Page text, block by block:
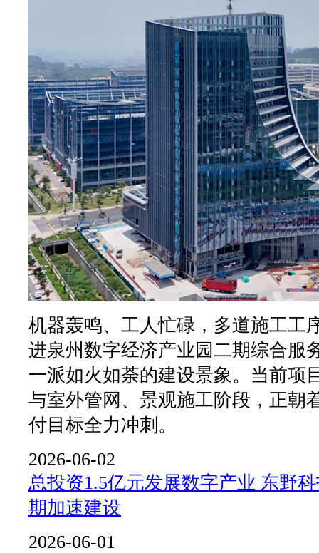
机器轰鸣、工人忙碌，多道施工
进泉州数字经济产业园二期综合服
一派如火如荼的建设景象。当前项
与室外管网、景观施工阶段，正朝
付目标全力冲刺。
2026-06-02
总投资1.5亿元发展数字产业 东野
期加速建设
2026-06-01